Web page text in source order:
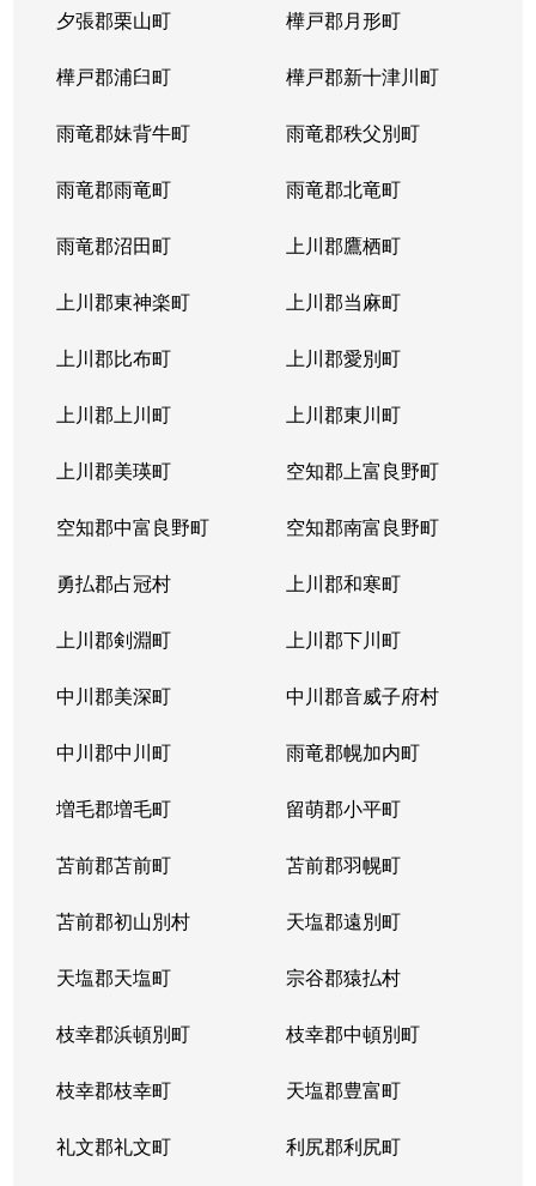
夕張郡栗山町 樺戸郡月形町
樺戸郡浦臼町 樺戸郡新十津川町
雨竜郡妹背牛町 雨竜郡秩父別町
雨竜郡雨竜町 雨竜郡北竜町
雨竜郡沼田町 上川郡鷹栖町
上川郡東神楽町 上川郡当麻町
上川郡比布町 上川郡愛別町
上川郡上川町 上川郡東川町
上川郡美瑛町 空知郡上富良野町
空知郡中富良野町 空知郡南富良野町
勇払郡占冠村 上川郡和寒町
上川郡剣淵町 上川郡下川町
中川郡美深町 中川郡音威子府村
中川郡中川町 雨竜郡幌加内町
増毛郡増毛町 留萌郡小平町
苫前郡苫前町 苫前郡羽幌町
苫前郡初山別村 天塩郡遠別町
天塩郡天塩町 宗谷郡猿払村
枝幸郡浜頓別町 枝幸郡中頓別町
枝幸郡枝幸町 天塩郡豊富町
礼文郡礼文町 利尻郡利尻町